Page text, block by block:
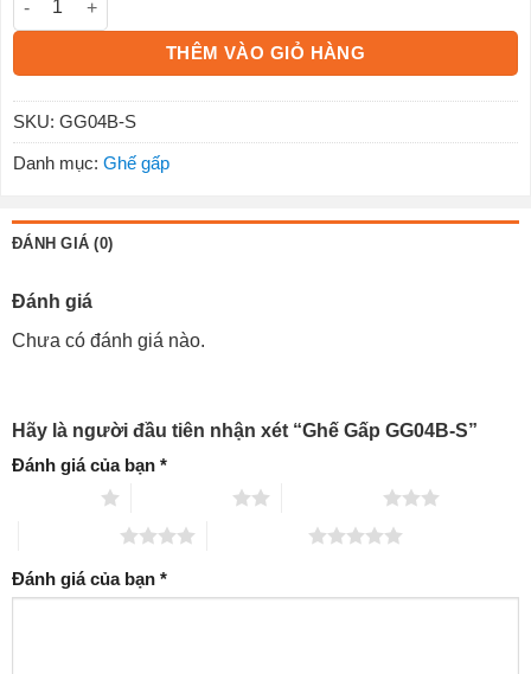
THÊM VÀO GIỎ HÀNG
SKU: GG04B-S
Danh mục: Ghế gấp
ĐÁNH GIÁ (0)
Đánh giá
Chưa có đánh giá nào.
Hãy là người đầu tiên nhận xét “Ghế Gấp GG04B-S”
Đánh giá của bạn *
Đánh giá của bạn *